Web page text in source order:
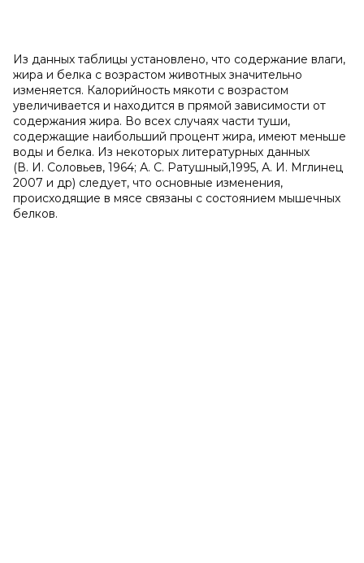
Из данных таблицы установлено, что содержание влаги,
жира и белка с возрастом животных значительно
изменяется. Калорийность мякоти с возрастом
увеличивается и находится в прямой зависимости от
содержания жира. Во всех случаях части туши,
содержащие наибольший процент жира, имеют меньше
воды и белка. Из некоторых литературных данных
(В. И. Соловьев, 1964; А. С. Ратушный,1995, А. И. Мглинец
2007 и др) следует, что основные изменения,
происходящие в мясе связаны с состоянием мышечных
белков.